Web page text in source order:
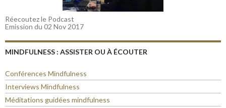
Réecoutez le Podcast
Emission du 02 Nov 2017
MINDFULNESS : ASSISTER OU À ÉCOUTER
Conférences Mindfulness
Interviews Mindfulness
Méditations guidées mindfulness